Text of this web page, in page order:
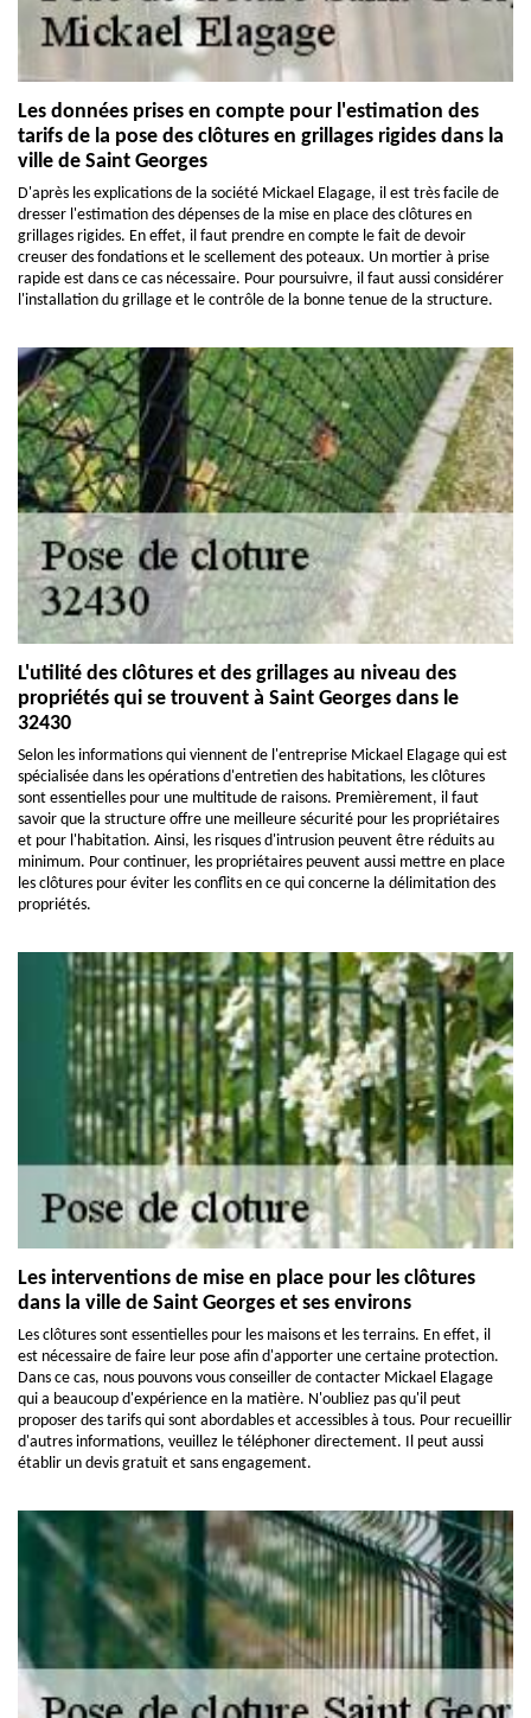
Les données prises en compte pour l'estimation des
tarifs de la pose des clôtures en grillages rigides dans la
ville de Saint Georges
D'après les explications de la société Mickael Elagage, il est très facile de
dresser l'estimation des dépenses de la mise en place des clôtures en
grillages rigides. En effet, il faut prendre en compte le fait de devoir
creuser des fondations et le scellement des poteaux. Un mortier à prise
rapide est dans ce cas nécessaire. Pour poursuivre, il faut aussi considérer
l'installation du grillage et le contrôle de la bonne tenue de la structure.
L'utilité des clôtures et des grillages au niveau des
propriétés qui se trouvent à Saint Georges dans le
32430
Selon les informations qui viennent de l'entreprise Mickael Elagage qui est
spécialisée dans les opérations d'entretien des habitations, les clôtures
sont essentielles pour une multitude de raisons. Premièrement, il faut
savoir que la structure offre une meilleure sécurité pour les propriétaires
et pour l'habitation. Ainsi, les risques d'intrusion peuvent être réduits au
minimum. Pour continuer, les propriétaires peuvent aussi mettre en place
les clôtures pour éviter les conflits en ce qui concerne la délimitation des
propriétés.
Les interventions de mise en place pour les clôtures
dans la ville de Saint Georges et ses environs
Les clôtures sont essentielles pour les maisons et les terrains. En effet, il
est nécessaire de faire leur pose afin d'apporter une certaine protection.
Dans ce cas, nous pouvons vous conseiller de contacter Mickael Elagage
qui a beaucoup d'expérience en la matière. N'oubliez pas qu'il peut
proposer des tarifs qui sont abordables et accessibles à tous. Pour recueillir
d'autres informations, veuillez le téléphoner directement. Il peut aussi
établir un devis gratuit et sans engagement.